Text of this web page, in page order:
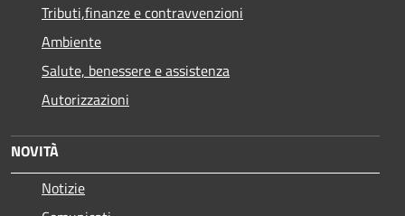
Tributi,finanze e contravvenzioni
Ambiente
Salute, benessere e assistenza
Autorizzazioni
NOVITÀ
Notizie